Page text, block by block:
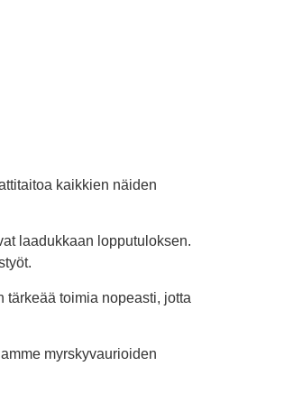
kaikkien näiden
laadukkaan lopputuloksen.
toimia nopeasti, jotta
myrskyvaurioiden